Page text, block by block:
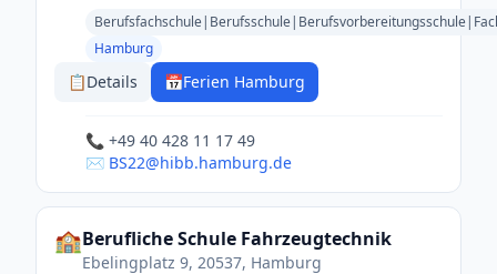
Hamburg
📋Details 📅Ferien Hamburg
📞 +49 40 428 11 17 49
✉️ BS22@hibb.hamburg.de
🏫Berufliche Schule Fahrzeugtechnik
Ebelingplatz 9, 20537, Hamburg